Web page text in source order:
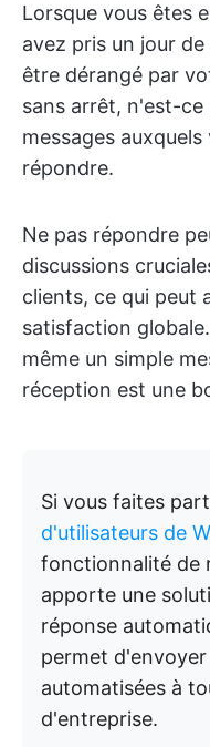
Lorsque vous êtes
avez pris un jour
être dérangé par
sans arrêt, n'est-ce
messages
répondre.
Ne pas répondre
discussions
clients, ce qui peut
satisfaction
même un simple
réception est une
Si vous faites
d'utilisateurs de
fonctionnalité de
apporte une
réponse
permet
automatisées à
d'entreprise.